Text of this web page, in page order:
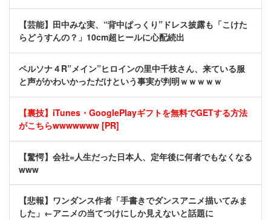
【芸能】田中みな実、“背中ぱっくり”ドレス披露も「こけた
らどうすんの？」10cm超ヒールに心配続出
ペルソナ４R”メイン”ヒロインの里中千枝さん、来ている服
と声がかわいかっただけという事実が判明ｗｗｗｗｗ
【裏技】iTunes・GooglePlayギフトを無料でGETする方法
がこちらwwwwwww [PR]
【驚愕】会社=人生だった日本人、定年後に何者でもなくなる
www
【悲報】ワンダンス作者「手書きでダンスアニメ描いてみま
した」←アニメの当てつけにしか見えないと話題に